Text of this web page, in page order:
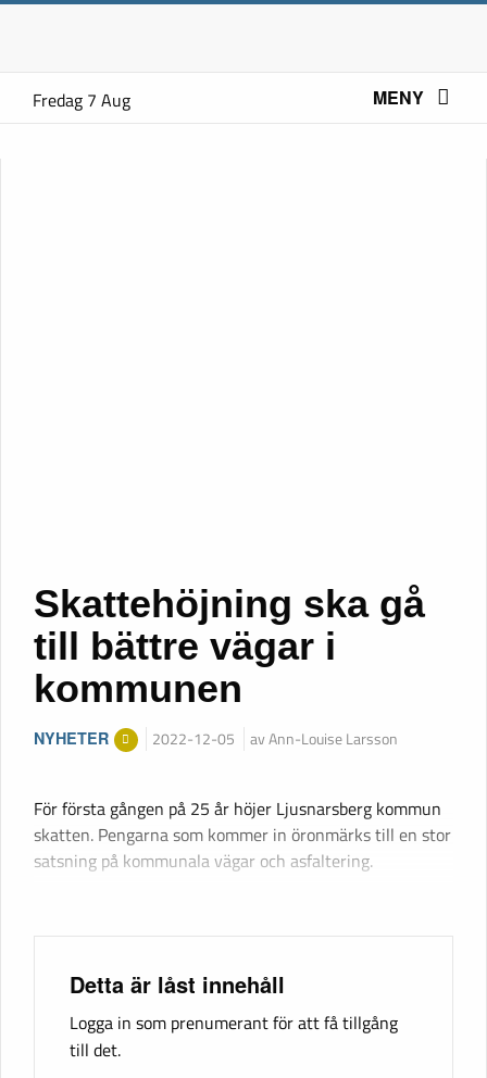
Fredag 7 Aug MENY
Skattehöjning ska gå
till bättre vägar i
kommunen
NYHETER 2022-12-05 av Ann-Louise Larsson
För första gången på 25 år höjer Ljusnarsberg kommun
skatten. Pengarna som kommer in öronmärks till en stor
satsning på kommunala vägar och asfaltering.
Detta är låst innehåll
Logga in som prenumerant för att få tillgång
till det.